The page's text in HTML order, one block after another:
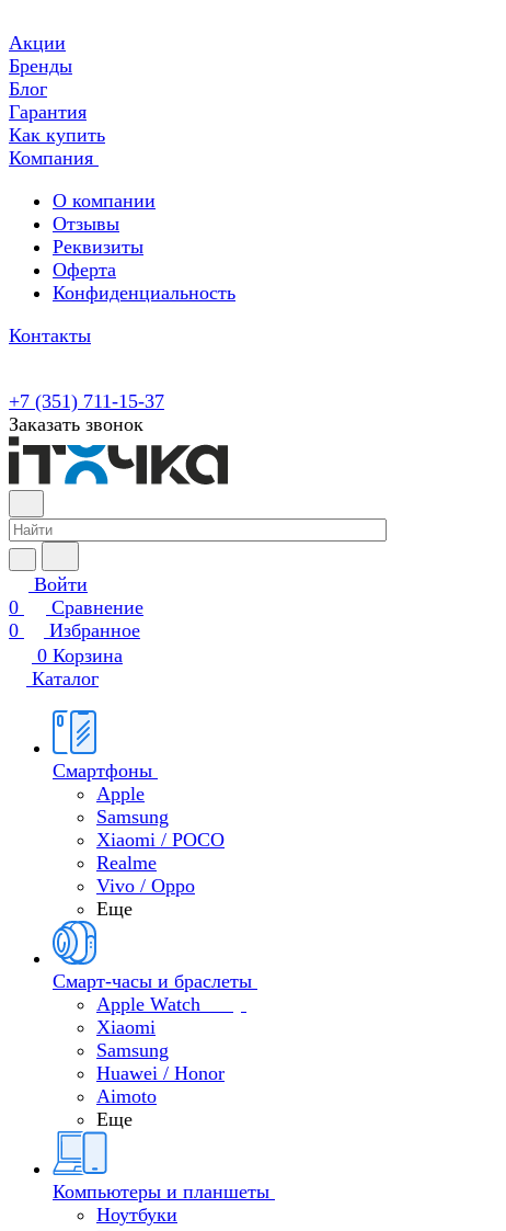
Акции
Бренды
Блог
Гарантия
Как купить
Компания
О компании
Отзывы
Реквизиты
Оферта
Конфиденциальность
Контакты
+7 (351) 711-15-37
Заказать звонок
Войти
0
Сравнение
0
Избранное
0 Корзина
Каталог
Смартфоны
Apple
Samsung
Xiaomi / POCO
Realme
Vivo / Oppo
Еще
Смарт-часы и браслеты
Apple Watch
Xiaomi
Samsung
Huawei / Honor
Aimoto
Еще
Компьютеры и планшеты
Ноутбуки